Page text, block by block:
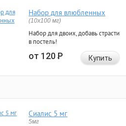
Набор для влюбленных
(10х100 мг)
Набор для двоих, добавь страсти
в постель!
от 120Р Купить
Сиалис 5 мг
5мг